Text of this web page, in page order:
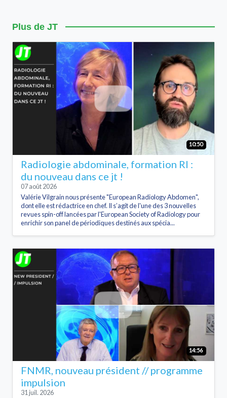
Plus de JT
10:50
Radiologie abdominale, formation RI :
du nouveau dans ce jt !
07 août 2026
Valérie Vilgrain nous présente "European Radiology Abdomen",
dont elle est rédactrice en chef. Il s’agit de l'une des 3 nouvelles
revues spin-off lancées par l'European Society of Radiology pour
enrichir son panel de périodiques destinés aux spécia...
14:56
FNMR, nouveau président // programme
impulsion
31 juil. 2026